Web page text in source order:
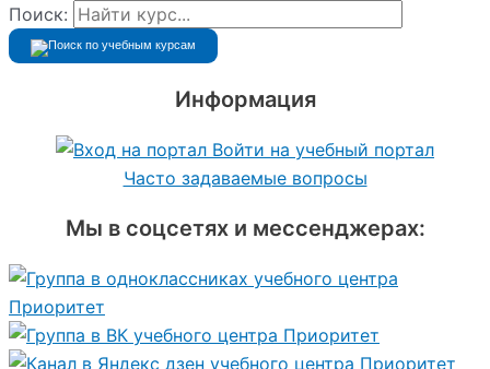
Поиск:
Информация
Войти на учебный портал
Часто задаваемые вопросы
Мы в соцсетях и мессенджерах: